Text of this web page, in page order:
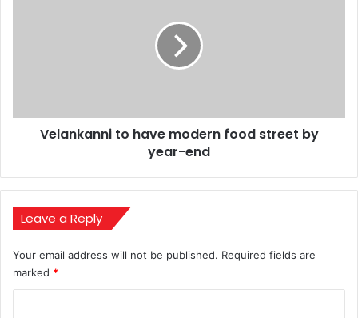
end
Velankanni to have modern food street by
year-end
Leave a Reply
Your email address will not be published. Required fields are
marked *